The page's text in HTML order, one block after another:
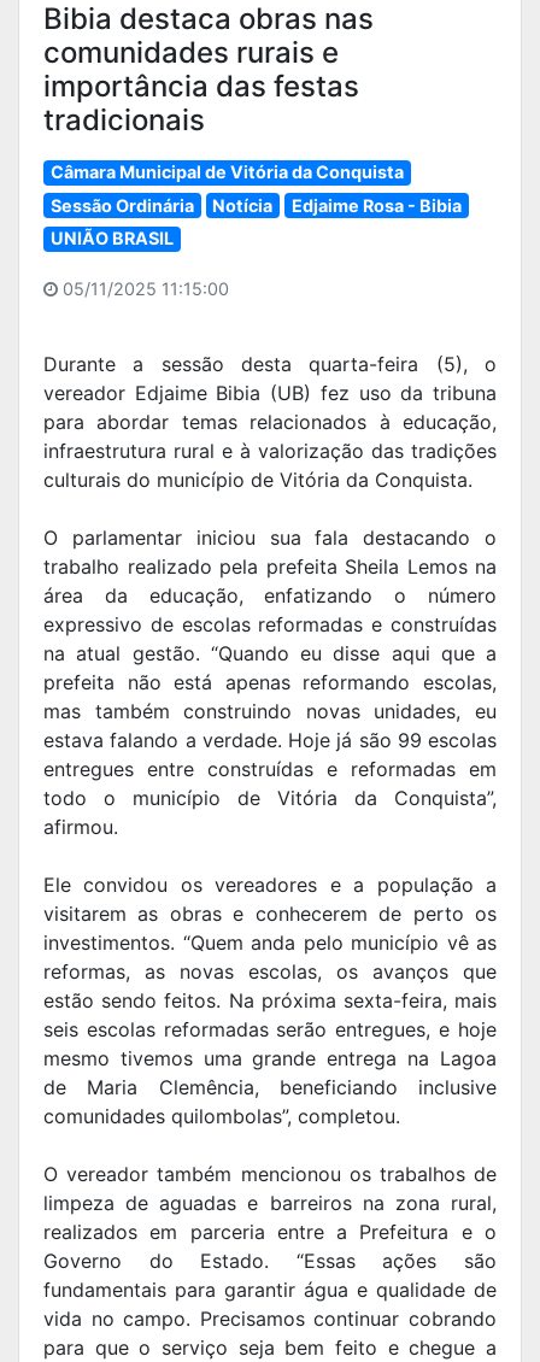
Bibia destaca obras nas
comunidades rurais e
importância das festas
tradicionais
Câmara Municipal de Vitória da Conquista
Sessão Ordinária
Notícia
Edjaime Rosa - Bibia
UNIÃO BRASIL
05/11/2025 11:15:00
Durante a sessão desta quarta-feira (5), o
vereador Edjaime Bibia (UB) fez uso da tribuna
para abordar temas relacionados à educação,
infraestrutura rural e à valorização das tradições
culturais do município de Vitória da Conquista.
O parlamentar iniciou sua fala destacando o
trabalho realizado pela prefeita Sheila Lemos na
área da educação, enfatizando o número
expressivo de escolas reformadas e construídas
na atual gestão. “Quando eu disse aqui que a
prefeita não está apenas reformando escolas,
mas também construindo novas unidades, eu
estava falando a verdade. Hoje já são 99 escolas
entregues entre construídas e reformadas em
todo o município de Vitória da Conquista”,
afirmou.
Ele convidou os vereadores e a população a
visitarem as obras e conhecerem de perto os
investimentos. “Quem anda pelo município vê as
reformas, as novas escolas, os avanços que
estão sendo feitos. Na próxima sexta-feira, mais
seis escolas reformadas serão entregues, e hoje
mesmo tivemos uma grande entrega na Lagoa
de Maria Clemência, beneficiando inclusive
comunidades quilombolas”, completou.
O vereador também mencionou os trabalhos de
limpeza de aguadas e barreiros na zona rural,
realizados em parceria entre a Prefeitura e o
Governo do Estado. “Essas ações são
fundamentais para garantir água e qualidade de
vida no campo. Precisamos continuar cobrando
para que o serviço seja bem feito e chegue a